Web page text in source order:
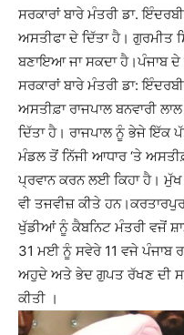
ਸਰਕਾਰਾਂ ਬਾਰੇ ਮੰਤਰੀ ਡਾ.
ਅਸਤੀਫਾ ਦੇ ਦਿੱਤਾ ਹੈ।
ਬਣਾਇਆ ਜਾ ਸਕਦਾ ਹੈ।ਪੰਜਾਬ
ਸਰਕਾਰਾਂ ਬਾਰੇ ਮੰਤਰੀ ਡਾ:
ਅਸਤੀਫ਼ਾ ਰਾਜਪਾਲ ਬਨਵਾਰੀ
ਦਿੱਤਾ ਹੈ। ਰਾਜਪਾਲ ਨੂੰ ਭੇਜੇ ਇੱਕ
ਮੰਡਲ ਤੋਂ ਨਿੱਜੀ ਆਧਾਰ ‘ਤੇ
ਪ੍ਰਵਾਨ ਕਰਨ ਲਈ ਕਿਹਾ ਹੈ। ਮੁੱਖ
ਵੀ ਤਜਵੀਜ਼ ਕੀਤੇ
ਖੁੱਡੀਆਂ ਨੂੰ ਕੈਬਨਿਟ ਮੰਤਰੀ ਵਜੋਂ
31 ਮਈ ਨੂੰ ਸਵੇਰੇ 11 ਵਜੇ ਪੰਜਾਬ
ਅਹੁਦੇ ਅਤੇ ਭੇਦ ਗੁਪਤ ਰੱਖਣ ਦੀ
ਕੀਤੀ ।